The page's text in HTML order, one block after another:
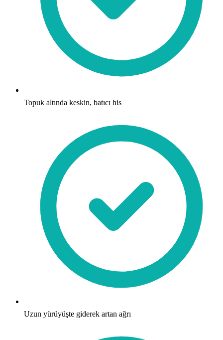
Topuk altında keskin, batıcı his
Uzun yürüyüşte giderek artan ağrı